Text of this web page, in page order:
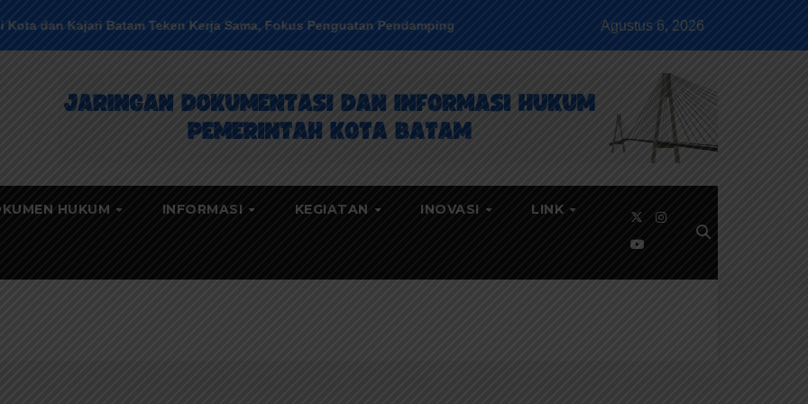
Batam Teken Kerja Sama, Fokus Penguatan Pendampingan Hukum JDIH Goes To Campus JDIH Goes To Mall
Agustus 6, 2026
HUKUM INFORMASI KEGIATAN INOVASI LINK